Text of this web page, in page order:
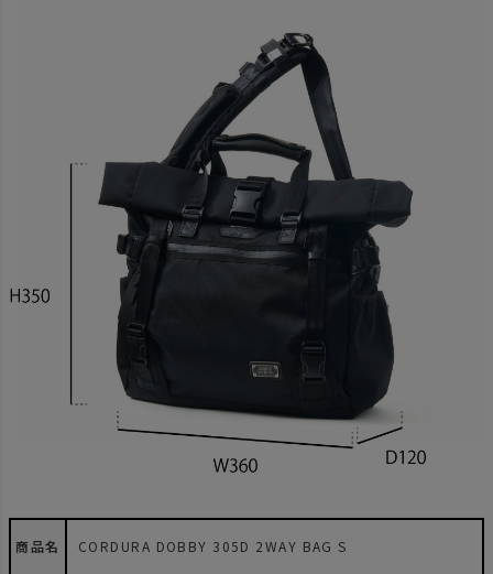
商品名 CORDURA DOBBY 305D 2WAY BAG S